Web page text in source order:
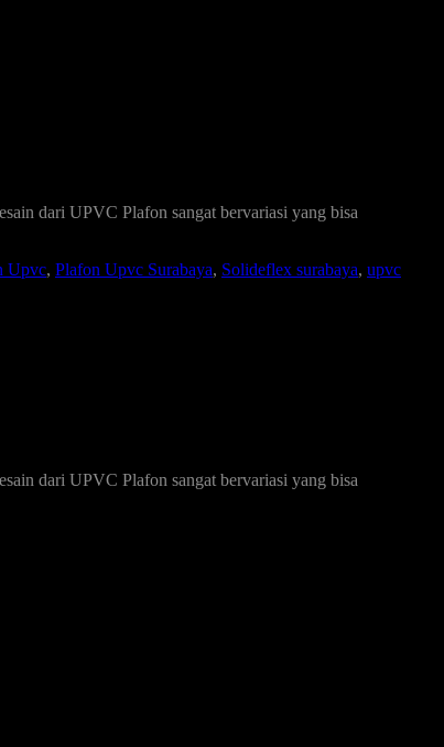
dari UPVC Plafon sangat bervariasi yang bisa
Upvc, Plafon Upvc Surabaya, Solideflex surabaya, upvc
dari UPVC Plafon sangat bervariasi yang bisa